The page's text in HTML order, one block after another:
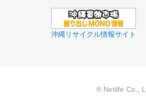
沖縄リサイクル情報サイト
© Netlife Co.,